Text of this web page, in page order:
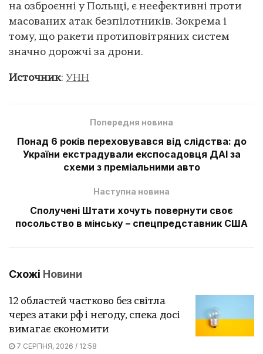
на озброєнні у Польщі, є неефективні проти
масованих атак безпілотників. Зокрема і
тому, що ракети протиповітряних систем
значно дорожчі за дрони.
Источник: УНН
Попередня новина
Понад 6 років переховувався від слідства: до
України екстрадували експосадовця ДАІ за
схеми з преміальними авто
Наступна новина
Сполучені Штати хочуть повернути своє
посольство в мінську – спецпредставник США
Схожі Новини
12 областей частково без світла
через атаки рф і негоду, спека досі
вимагає економити
7 СЕРПНЯ, 2026 / 12:58